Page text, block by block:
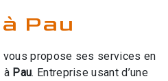
Pau
vous propose ses services en
à Pau. Entreprise usant d’une